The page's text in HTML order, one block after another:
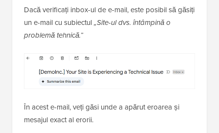
Dacă verificați inbox-ul de e-mail, este posibil să găsiți
un e-mail cu subiectul„Site-ul dvs. întâmpină o
problemă tehnică.”
În acest e-mail, veți găsi unde a apărut eroarea și
mesajul exact al erorii.